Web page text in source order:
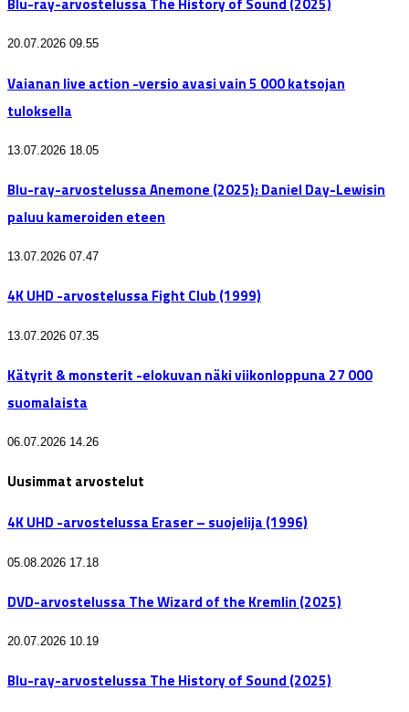
Blu-ray-arvostelussa The History of Sound (2025)
20.07.2026 09.55
Vaianan live action -versio avasi vain 5 000 katsojan
tuloksella
13.07.2026 18.05
Blu-ray-arvostelussa Anemone (2025): Daniel Day-Lewisin
paluu kameroiden eteen
13.07.2026 07.47
4K UHD -arvostelussa Fight Club (1999)
13.07.2026 07.35
Kätyrit & monsterit -elokuvan näki viikonloppuna 27 000
suomalaista
06.07.2026 14.26
Uusimmat arvostelut
4K UHD -arvostelussa Eraser – suojelija (1996)
05.08.2026 17.18
DVD-arvostelussa The Wizard of the Kremlin (2025)
20.07.2026 10.19
Blu-ray-arvostelussa The History of Sound (2025)